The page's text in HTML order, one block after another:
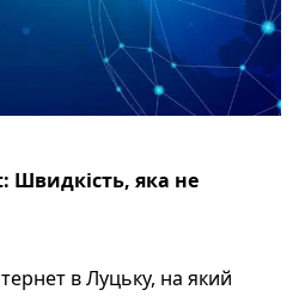
Швидкість, яка не
в Луцьку, на який